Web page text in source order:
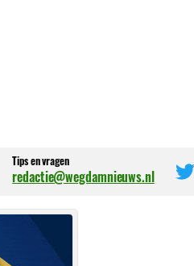
Tips en vragen
redactie@wegdamnieuws.nl